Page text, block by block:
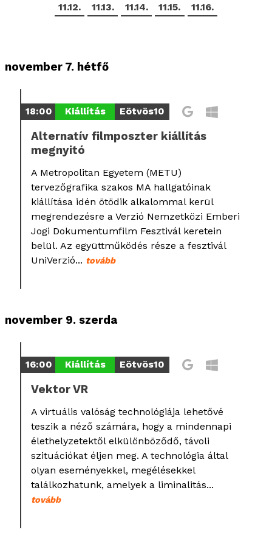
11.12.
11.13. 11.14. 11.15. 11.16.
november 7. hétfő
18:00 Kiállítás Eötvös10
Alternatív filmposzter kiállítás
megnyitó
A Metropolitan Egyetem (METU)
tervezőgrafika szakos MA hallgatóinak
kiállítása idén ötödik alkalommal kerül
megrendezésre a Verzió Nemzetközi Emberi
Jogi Dokumentumfilm Fesztivál keretein
belül. Az együttműködés része a fesztivál
UniVerzió... tovább
november 9. szerda
16:00 Kiállítás Eötvös10
Vektor VR
A virtuális valóság technológiája lehetővé
teszik a néző számára, hogy a mindennapi
élethelyzetektől elkülönböződő, távoli
szituációkat éljen meg. A technológia által
olyan eseményekkel, megélésekkel
találkozhatunk, amelyek a liminalitás...
tovább